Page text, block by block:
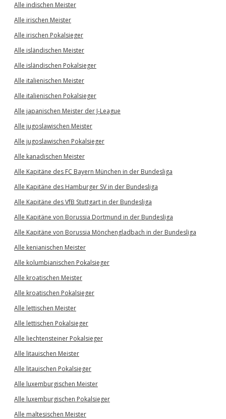
Alle indischen Meister
Alle irischen Meister
Alle irischen Pokalsieger
Alle isländischen Meister
Alle isländischen Pokalsieger
Alle italienischen Meister
Alle italienischen Pokalsieger
Alle japanischen Meister der J-League
Alle jugoslawischen Meister
Alle jugoslawischen Pokalsieger
Alle kanadischen Meister
Alle Kapitäne des FC Bayern München in der Bundesliga
Alle Kapitäne des Hamburger SV in der Bundesliga
Alle Kapitäne des VfB Stuttgart in der Bundesliga
Alle Kapitäne von Borussia Dortmund in der Bundesliga
Alle Kapitäne von Borussia Mönchengladbach in der Bundesliga
Alle kenianischen Meister
Alle kolumbianischen Pokalsieger
Alle kroatischen Meister
Alle kroatischen Pokalsieger
Alle lettischen Meister
Alle lettischen Pokalsieger
Alle liechtensteiner Pokalsieger
Alle litauischen Meister
Alle litauischen Pokalsieger
Alle luxemburgischen Meister
Alle luxemburgischen Pokalsieger
Alle maltesischen Meister